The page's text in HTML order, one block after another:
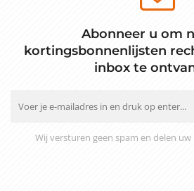
Abonneer u om
kortingsbonnenlijsten
inbox te
Wij versturen geen spam en delen